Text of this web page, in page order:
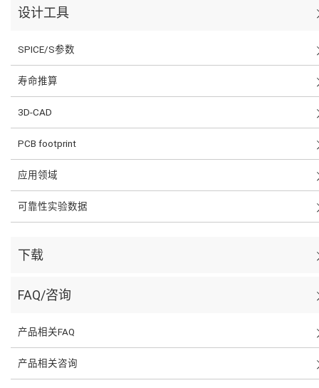
设计工具
SPICE/S参数
寿命推算
3D-CAD
PCB footprint
应用领域
可靠性实验数据
下载
FAQ/咨询
产品相关FAQ
产品相关咨询